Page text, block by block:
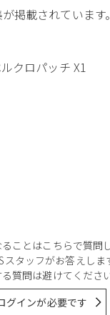
掲載されています。
クロパッチ X1
ことはこちらで質問
スタッフがお答えしま
質問は避けてください
グインが必要です